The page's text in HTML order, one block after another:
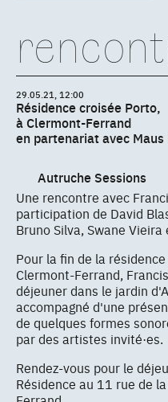
29.05.21, 12:00
Résidence croisée Porto,
à Clermont-Ferrand
en partenariat avec
Autruche Sessions
Une rencontre avec
participation de David
Bruno Silva, Swane
Pour la fin de la
Clermont-Ferrand,
déjeuner dans le jardin
accompagné d'une
de quelques formes
par des artistes invité·es.
Rendez-vous pour le
Résidence au 11 rue de